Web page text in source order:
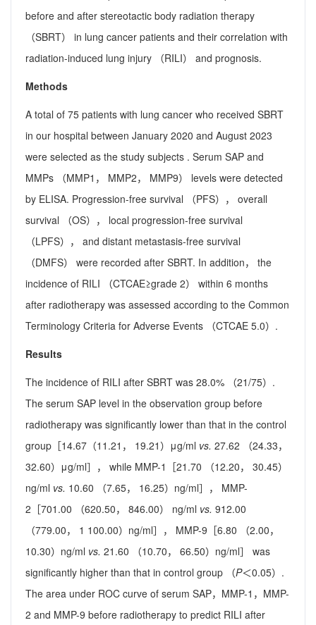
before and after stereotactic body radiation therapy
（SBRT） in lung cancer patients and their correlation with
radiation-induced lung injury （RILI） and prognosis.
Methods
A total of 75 patients with lung cancer who received SBRT
in our hospital between January 2020 and August 2023
were selected as the study subjects . Serum SAP and
MMPs （MMP1， MMP2， MMP9） levels were detected
by ELISA. Progression-free survival （PFS）， overall
survival （OS）， local progression-free survival
（LPFS）， and distant metastasis-free survival
（DMFS） were recorded after SBRT. In addition， the
incidence of RILI （CTCAE≥grade 2） within 6 months
after radiotherapy was assessed according to the Common
Terminology Criteria for Adverse Events （CTCAE 5.0）.
Results
The incidence of RILI after SBRT was 28.0% （21/75）.
The serum SAP level in the observation group before
radiotherapy was significantly lower than that in the control
group［14.67（11.21， 19.21）μg/ml vs. 27.62 （24.33，
32.60）μg/ml］， while MMP-1［21.70 （12.20， 30.45）
ng/ml vs. 10.60 （7.65， 16.25）ng/ml］， MMP-
2［701.00 （620.50， 846.00） ng/ml vs. 912.00
（779.00， 1 100.00）ng/ml］， MMP-9［6.80 （2.00，
10.30）ng/ml vs. 21.60 （10.70， 66.50）ng/ml］ was
significantly higher than that in control group （P＜0.05）.
The area under ROC curve of serum SAP，MMP-1，MMP-
2 and MMP-9 before radiotherapy to predict RILI after